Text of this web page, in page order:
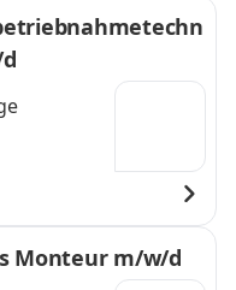
Monteur m/w/d